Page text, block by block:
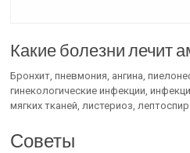
Какие болезни лечит
Бронхит, пневмония, ангина,
гинекологические инфекции,
мягких тканей, листериоз,
Советы